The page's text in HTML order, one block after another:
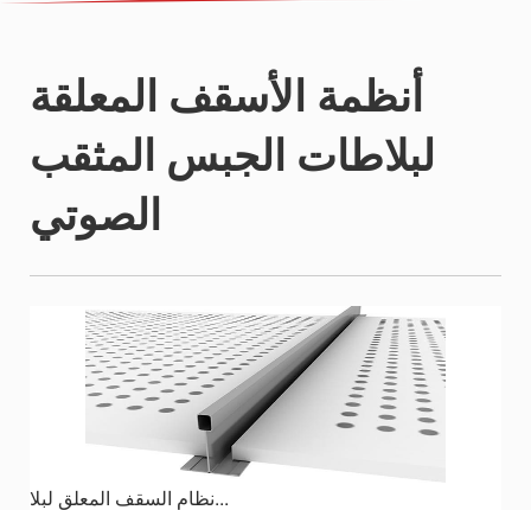
أنظمة الأسقف المعلقة
لبلاطات الجبس المثقب
الصوتي
نظام السقف المعلق لبلا...